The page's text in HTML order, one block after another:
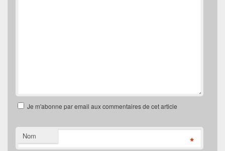
Je m'abonne par email aux commentaires de cet article
Nom *